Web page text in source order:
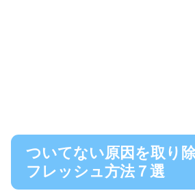
ついてない原因を取り
フレッシュ方法７選